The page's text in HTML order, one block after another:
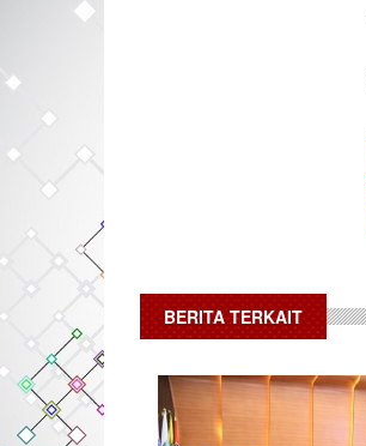
BERITA TERKAIT